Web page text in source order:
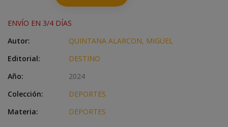
ENVÍO EN 3/4 DÍAS
Autor:
QUINTANA ALARCON, MIGUEL
Editorial:
DESTINO
Año:
2024
Colección:
DEPORTES
Materia:
DEPORTES